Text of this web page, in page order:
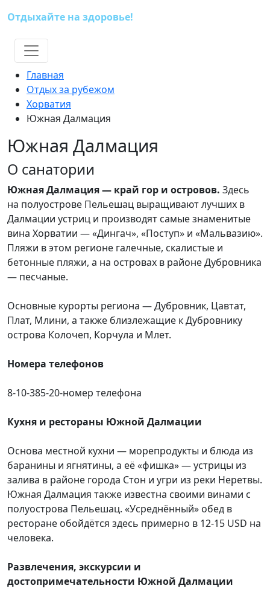
Отдыхайте на здоровье!
Главная
Отдых за рубежом
Хорватия
Южная Далмация
Южная Далмация
О санатории
Южная Далмация — край гор и островов. Здесь
на полуострове Пельешац выращивают лучших в
Далмации устриц и производят самые знаменитые
вина Хорватии — «Дингач», «Поступ» и «Мальвазию».
Пляжи в этом регионе галечные, скалистые и
бетонные пляжи, а на островах в районе Дубровника
— песчаные.
Основные курорты региона — Дубровник, Цавтат,
Плат, Млини, а также близлежащие к Дубровнику
острова Колочеп, Корчула и Млет.
Номера телефонов
8-10-385-20-номер телефона
Кухня и рестораны Южной Далмации
Основа местной кухни — морепродукты и блюда из
баранины и ягнятины, а её «фишка» — устрицы из
залива в районе города Стон и угри из реки Неретвы.
Южная Далмация также известна своими винами с
полуострова Пельешац. «Усреднённый» обед в
ресторане обойдётся здесь примерно в 12-15 USD на
человека.
Развлечения, экскурсии и
достопримечательности Южной Далмации